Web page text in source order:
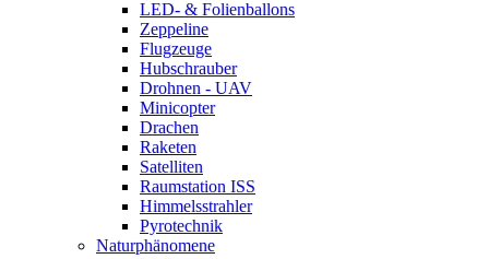
LED- & Folienballons
Zeppeline
Flugzeuge
Hubschrauber
Drohnen - UAV
Minicopter
Drachen
Raketen
Satelliten
Raumstation ISS
Himmelsstrahler
Pyrotechnik
Naturphänomene